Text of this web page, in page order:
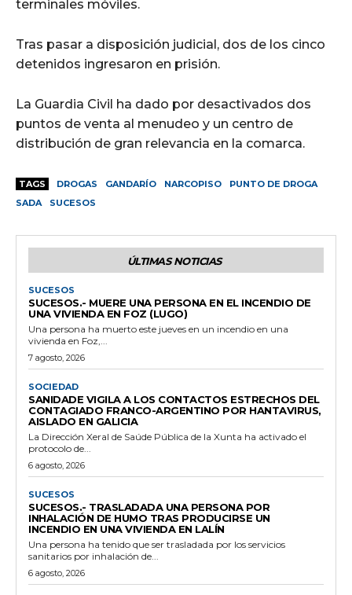
terminales móviles.
Tras pasar a disposición judicial, dos de los cinco
detenidos ingresaron en prisión.
La Guardia Civil ha dado por desactivados dos
puntos de venta al menudeo y un centro de
distribución de gran relevancia en la comarca.
TAGS DROGAS GANDARÍO NARCOPISO
PUNTO DE DROGA
SADA
SUCESOS
ÚLTIMAS NOTICIAS
SUCESOS
SUCESOS.- MUERE UNA PERSONA EN EL INCENDIO DE
UNA VIVIENDA EN FOZ (LUGO)
Una persona ha muerto este jueves en un incendio en una
vivienda en Foz,...
7 agosto, 2026
SOCIEDAD
SANIDADE VIGILA A LOS CONTACTOS ESTRECHOS DEL
CONTAGIADO FRANCO-ARGENTINO POR HANTAVIRUS,
AISLADO EN GALICIA
La Dirección Xeral de Saúde Pública de la Xunta ha activado el
protocolo de...
6 agosto, 2026
SUCESOS
SUCESOS.- TRASLADADA UNA PERSONA POR
INHALACIÓN DE HUMO TRAS PRODUCIRSE UN
INCENDIO EN UNA VIVIENDA EN LALÍN
Una persona ha tenido que ser trasladada por los servicios
sanitarios por inhalación de...
6 agosto, 2026